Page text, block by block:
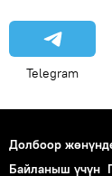
Telegram
Долбоор
Байланыш үчүн